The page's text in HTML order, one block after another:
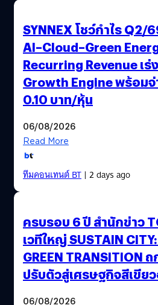
SYNNEX โชว์กำไร Q2/
AI–Cloud–Green
Recurring Revenue เร่
Growth Engine พร้อม
0.10 บาท/หุ้น
06/08/2026
Read More
ทีมคอนเทนต์ BT| 2 days ago
ครบรอบ 6 ปี สำนักข่าว
เวทีใหญ่ SUSTAIN
GREEN TRANSITION
ปรับตัวสู่เศรษฐกิจสีเขีย
06/08/2026